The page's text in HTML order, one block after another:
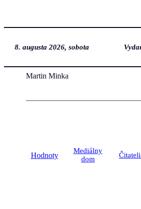
8. augusta 2026, sobota
Martin Minka
Hodnoty
Mediálny
dom